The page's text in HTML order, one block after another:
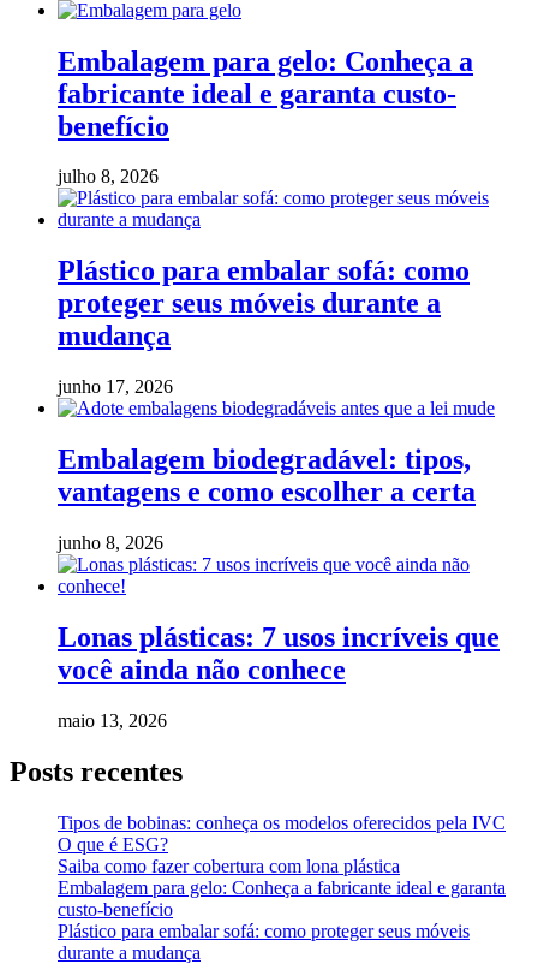
Embalagem para gelo: Conheça a
fabricante ideal e garanta custo-
benefício
julho 8, 2026
Plástico para embalar sofá: como
proteger seus móveis durante a
mudança
junho 17, 2026
Embalagem biodegradável: tipos,
vantagens e como escolher a certa
junho 8, 2026
Lonas plásticas: 7 usos incríveis que
você ainda não conhece
maio 13, 2026
Posts recentes
Tipos de bobinas: conheça os modelos oferecidos pela IVC
O que é ESG?
Saiba como fazer cobertura com lona plástica
Embalagem para gelo: Conheça a fabricante ideal e garanta
custo-benefício
Plástico para embalar sofá: como proteger seus móveis
durante a mudança